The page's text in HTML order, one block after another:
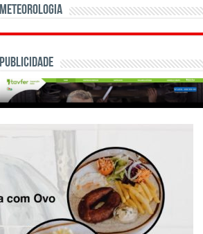
Meteorologia
Publicidade
OPINIÃO E CRÓNICAS